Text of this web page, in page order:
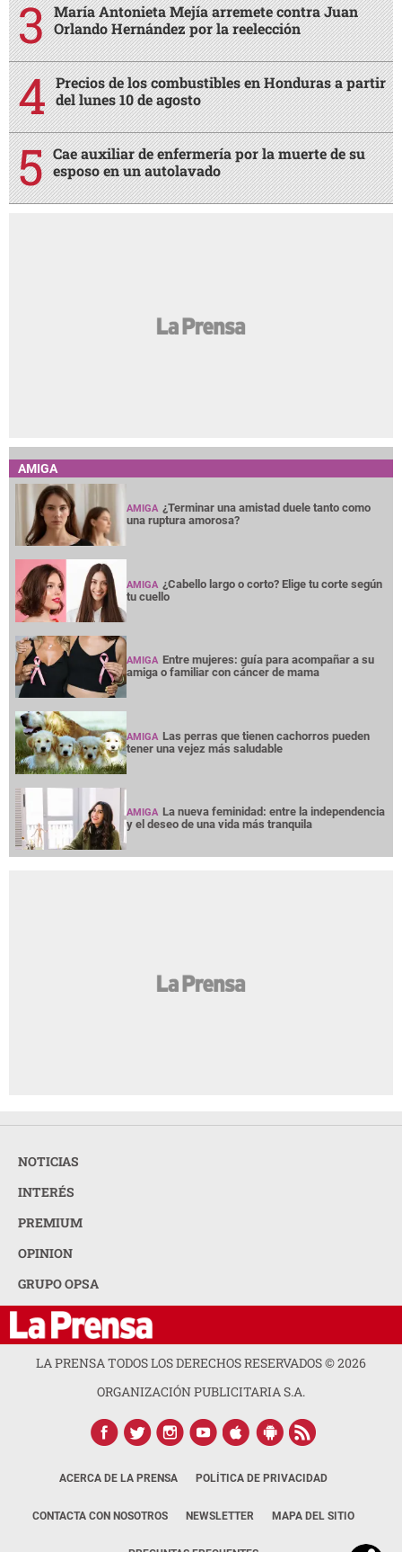
María Antonieta Mejía arremete contra Juan
Orlando Hernández por la reelección
Precios de los combustibles en Honduras a partir
del lunes 10 de agosto
Cae auxiliar de enfermería por la muerte de su
esposo en un autolavado
AMIGA
AMIGA ¿Terminar una amistad duele tanto como
una ruptura amorosa?
AMIGA ¿Cabello largo o corto? Elige tu corte según
tu cuello
AMIGA Entre mujeres: guía para acompañar a su
amiga o familiar con cáncer de mama
AMIGA Las perras que tienen cachorros pueden
tener una vejez más saludable
AMIGA La nueva feminidad: entre la independencia
y el deseo de una vida más tranquila
NOTICIAS
INTERÉS
PREMIUM
OPINION
GRUPO OPSA
LA PRENSA TODOS LOS DERECHOS RESERVADOS ©2026
ORGANIZACIÓN PUBLICITARIA S.A.
ACERCA DE LA PRENSA POLÍTICA DE PRIVACIDAD
CONTACTA CON NOSOTROS NEWSLETTER MAPA DEL SITIO